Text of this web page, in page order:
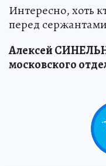
Интересно, хоть
перед
Алексей
московского